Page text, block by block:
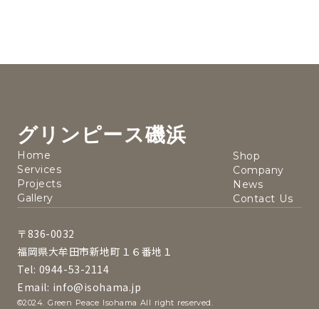
グリンピース磯浜
Home
Services
Projects
Gallery
Shop
Company
News
Contact Us
〒836-0032
福岡県大牟田市新地町１６番地１
Tel: 0944-53-2114
Email: info@isohama.jp
©2024. Green Peace Isohama All right reserved.